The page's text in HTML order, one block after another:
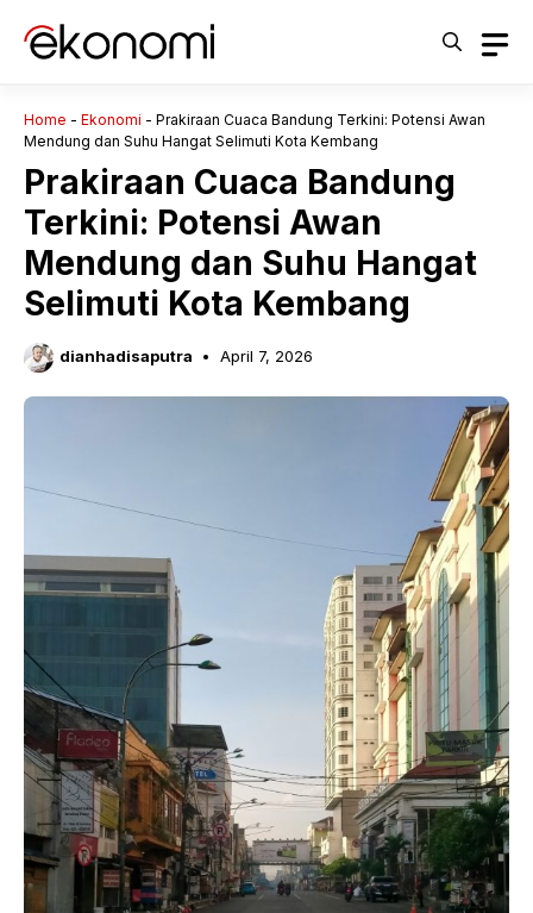
Home - Ekonomi - Prakiraan Cuaca Bandung Terkini: Potensi Awan
Mendung dan Suhu Hangat Selimuti Kota Kembang
Prakiraan Cuaca Bandung
Terkini: Potensi Awan
Mendung dan Suhu Hangat
Selimuti Kota Kembang
dianhadisaputra April 7, 2026